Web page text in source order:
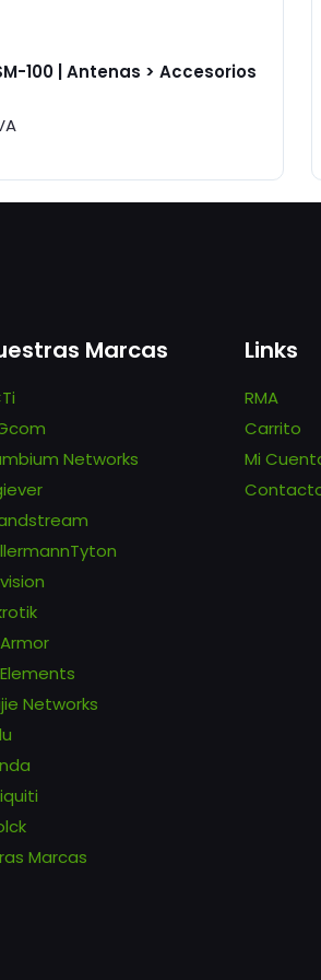
100 | Antenas > Accesorios
Marcas
Networks
Armor
Elements
Networks
Marcas
Links
RMA
Carrito
Mi